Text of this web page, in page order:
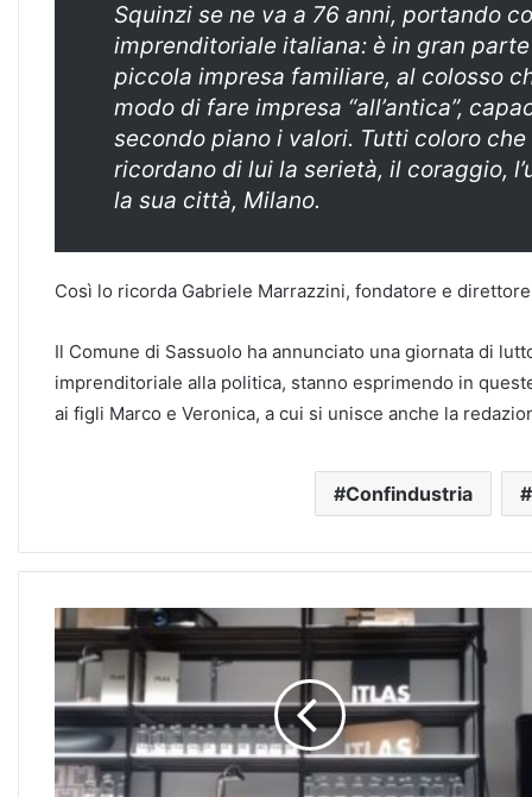
Squinzi se ne va a 76 anni, portando
imprenditoriale italiana: è in gran
piccola impresa familiare, al colosso
modo di fare impresa “all’antica”,
secondo piano i valori. Tutti coloro
ricordano di lui la serietà, il coraggio,
la sua città, Milano.
Così lo ricorda Gabriele Marrazzini, fondatore e
Il Comune di Sassuolo ha annunciato una giornata di
imprenditoriale alla politica, stanno esprimendo in
ai figli Marco e Veronica, a cui si unisce anche la
Confindustria